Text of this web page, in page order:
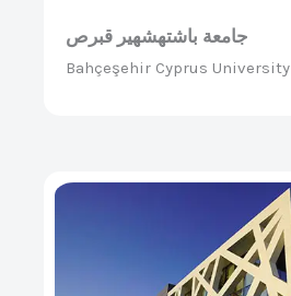
جامعة باشتهشهير قبرص
Bahçeşehir Cyprus University